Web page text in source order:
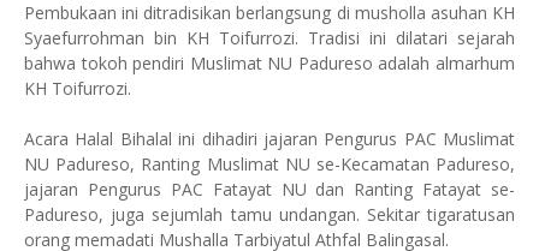
Pembukaan ini ditradisikan berlangsung di musholla asuhan KH
Syaefurrohman bin KH Toifurrozi. Tradisi ini dilatari sejarah
bahwa tokoh pendiri Muslimat NU Padureso adalah almarhum
KH Toifurrozi.
Acara Halal Bihalal ini dihadiri jajaran Pengurus PAC Muslimat
NU Padureso, Ranting Muslimat NU se-Kecamatan Padureso,
jajaran Pengurus PAC Fatayat NU dan Ranting Fatayat se-
Padureso, juga sejumlah tamu undangan. Sekitar tigaratusan
orang memadati Mushalla Tarbiyatul Athfal Balingasal.